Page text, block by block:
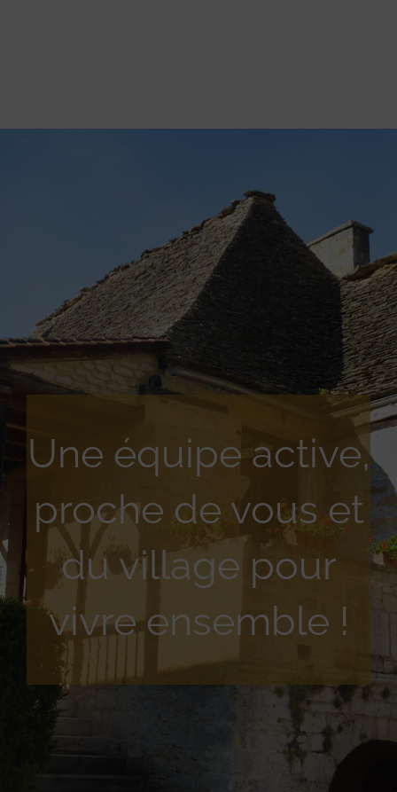
Une équipe active,
proche de vous et
du village pour
vivre ensemble !